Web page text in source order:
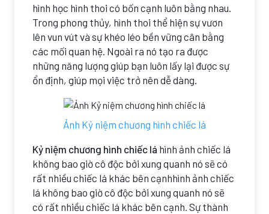
hình học hình thoi có bốn cạnh luôn bằng nhau.
Trong phong thủy, hình thoi thể hiện sự vươn
lên vun vút và sự khéo léo bền vững cân bằng
các mối quan hệ. Ngoài ra nó tạo ra được
những năng lượng giúp bạn luôn lấy lại được sự
ổn định, giúp mọi việc trở nên dễ dàng.
Ảnh Kỷ niệm chương hình chiếc lá
Kỷ niệm chương hình chiếc lá hình ảnh chiếc lá
không bao giờ cô độc bởi xung quanh nó sẽ có
rất nhiều chiếc lá khác bên cạnhhình ảnh chiếc
lá không bao giờ cô độc bởi xung quanh nó sẽ
có rất nhiều chiếc lá khác bên cạnh. Sự thành